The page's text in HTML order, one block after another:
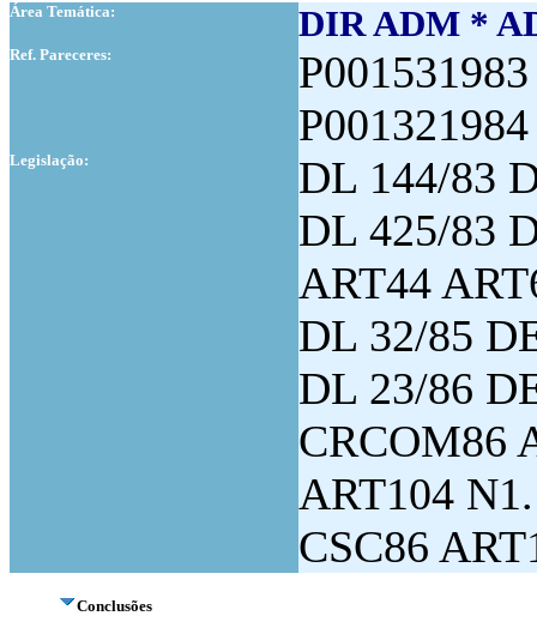
Área Temática: DIR ADM *
Ref. Pareceres:
P001531983
P001321984
Legislação:
DL 144/83
DL 425/83
ART44
DL 32/85
DL 23/86
CRCOM86
ART104 N1.
CSC86
Conclusões